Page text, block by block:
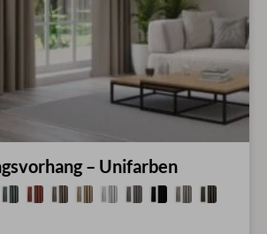
– Unifarben